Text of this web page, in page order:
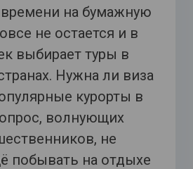
на бумажную
не остается и в
выбирает туры в
Нужна ли виза
курорты в
волнующих
не
побывать на отдыхе